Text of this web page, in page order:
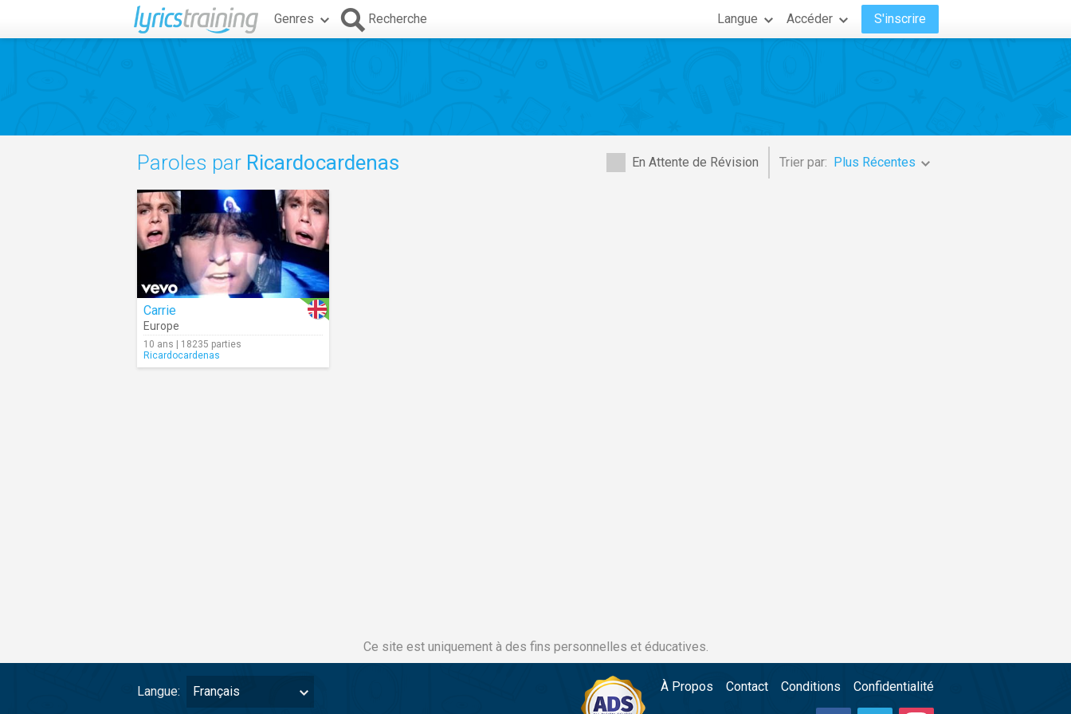
Genres Recherche Langue Accéder S'inscrire
En Attente de Révision Trier par: Plus Récentes
Paroles par Ricardocardenas
Carrie
Europe
10 ans | 18235 parties
Ricardocardenas
Ce site est uniquement à des fins personnelles et éducatives.
Langue: Français À Propos Contact Conditions Confidentialité